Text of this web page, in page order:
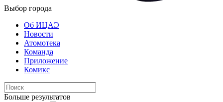
Выбор города
Об ИЦАЭ
Новости
Атомотека
Команда
Приложение
Комикс
Больше результатов